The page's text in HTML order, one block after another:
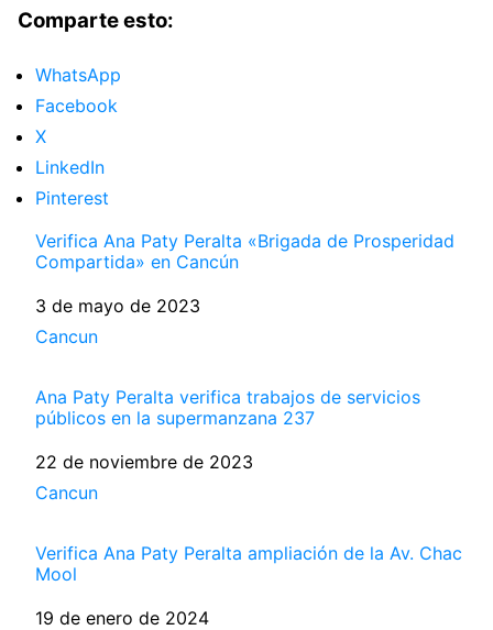
Comparte esto:
WhatsApp
Facebook
X
LinkedIn
Pinterest
Verifica Ana Paty Peralta «Brigada de Prosperidad
Compartida» en Cancún
Fecha
3 de mayo de 2023
Respecto a
Cancun
Ana Paty Peralta verifica trabajos de servicios
públicos en la supermanzana 237
Fecha
22 de noviembre de 2023
Respecto a
Cancun
Verifica Ana Paty Peralta ampliación de la Av. Chac
Mool
Fecha
19 de enero de 2024